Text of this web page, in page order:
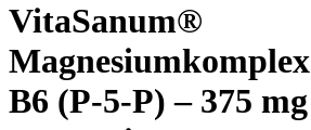
VitaSanum®
B6 (P-5-P) – 375 mg